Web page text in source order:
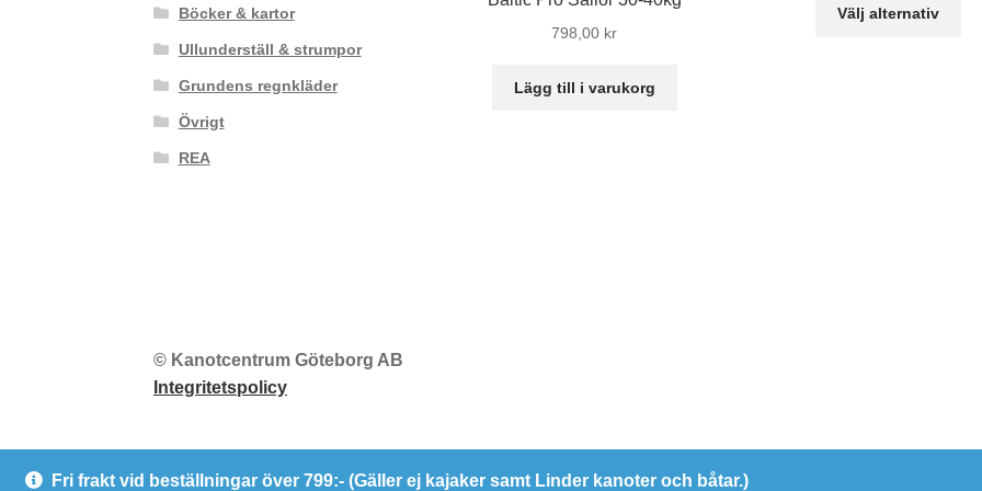
Fri frakt vid beställningar över 799:- (Gäller ej kajaker samt Linder kanoter och båtar.)
798,00 kr
Lägg till i varukorg
Välj alternativ
Böcker & kartor
Ullunderställ & strumpor
Grundens regnkläder
Övrigt
REA
© Kanotcentrum Göteborg AB
Integritetspolicy